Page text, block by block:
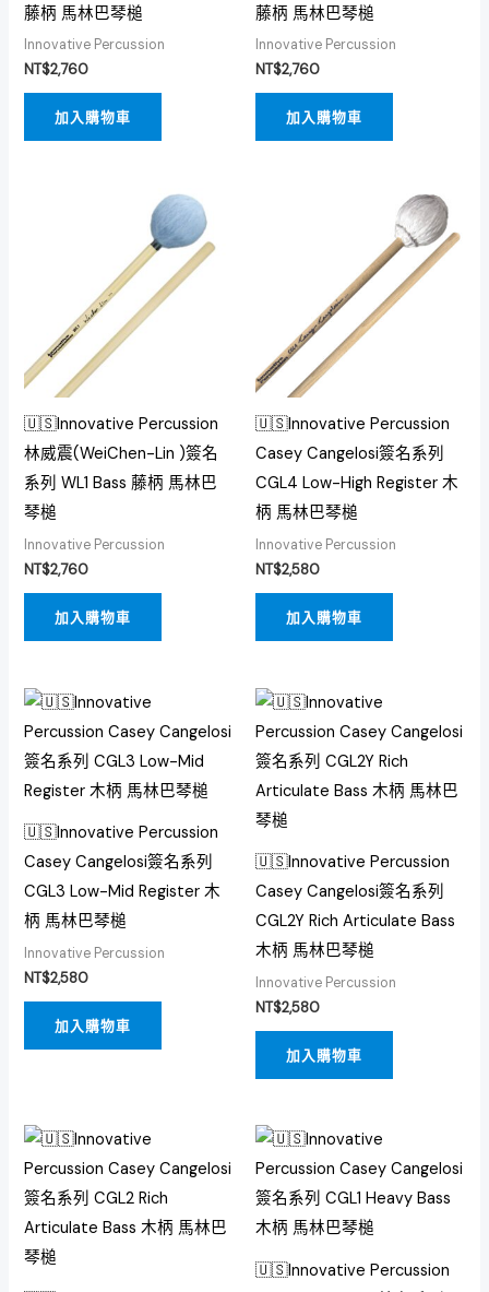
藤柄 馬林巴琴槌
Innovative Percussion
NT$2,760
加入購物車
藤柄 馬林巴琴槌
Innovative Percussion
NT$2,760
加入購物車
🇺🇸Innovative Percussion
林威震(WeiChen-Lin )簽名
系列 WL1 Bass 藤柄 馬林巴
琴槌
Innovative Percussion
NT$2,760
加入購物車
🇺🇸Innovative Percussion
Casey Cangelosi簽名系列
CGL4 Low-High Register 木
柄 馬林巴琴槌
Innovative Percussion
NT$2,580
加入購物車
🇺🇸Innovative Percussion
Casey Cangelosi簽名系列
CGL3 Low-Mid Register 木
柄 馬林巴琴槌
Innovative Percussion
NT$2,580
加入購物車
🇺🇸Innovative Percussion
Casey Cangelosi簽名系列
CGL2Y Rich Articulate Bass
木柄 馬林巴琴槌
Innovative Percussion
NT$2,580
加入購物車
🇺🇸Innovative Percussion